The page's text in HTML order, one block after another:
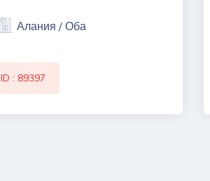
Алания / Оба
ID : 89397